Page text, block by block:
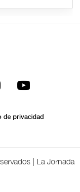
de privacidad
| La Jornada